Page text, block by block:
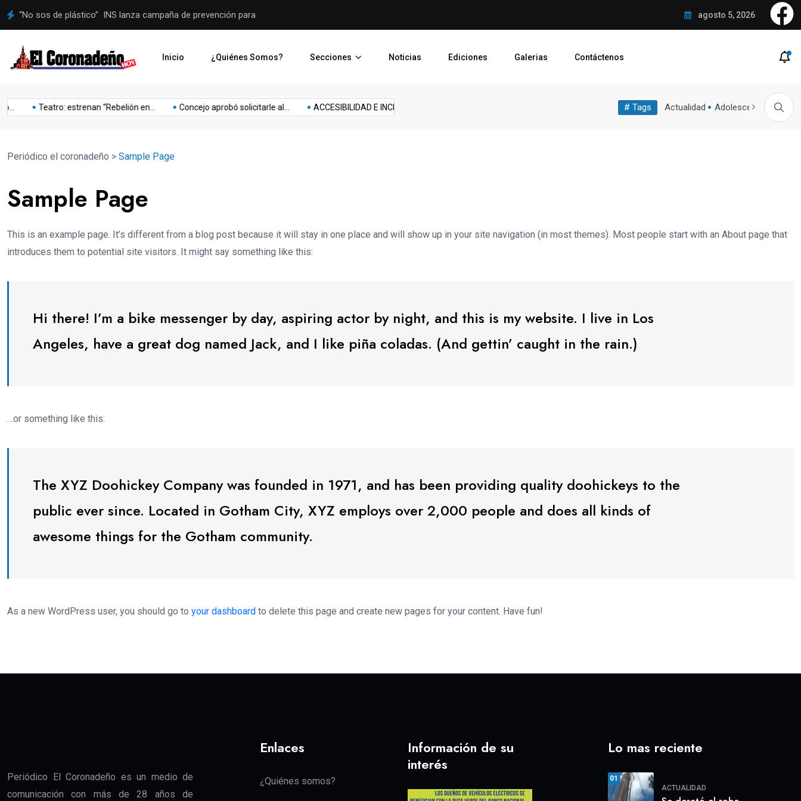
“No sos de plástico” INS lanza campaña de prevención para Administración municipal se hará cargo del proceso a Juegos Nacionalesagosto 5, 2026
Inicio ¿Quiénes Somos? Secciones Noticias Ediciones Galerias Contáctenos
Teatro: estrenan “Rebelión en... Concejo aprobó solicitarle al... ACCESIBILIDAD E INCLUSION: Coronado... El adolescente y su... Se desató el
# Tags
Lo
último
Mejoras Mejoria Musica Niños Obesidad Olimpiadas Política Psicología Salud Tragedia Actualidad Adolescente
Adulto
Mayor
Periódico el coronadeño > Sample Page
Sample Page
This is an example page. It’s different from a blog post because it will stay in one place and will show up in your site navigation (in most themes). Most people start with an About page that
introduces them to potential site visitors. It might say something like this:
Hi there! I’m a bike messenger by day, aspiring actor by night, and this is my website. I live in Los
Angeles, have a great dog named Jack, and I like piña coladas. (And gettin’ caught in the rain.)
…or something like this:
The XYZ Doohickey Company was founded in 1971, and has been providing quality doohickeys to the
public ever since. Located in Gotham City, XYZ employs over 2,000 people and does all kinds of
awesome things for the Gotham community.
As a new WordPress user, you should go to your dashboard to delete this page and create new pages for your content. Have fun!
Periódico El Coronadeño es un medio de
comunicación con más de 28 años de
Enlaces
¿Quiénes somos?
Información de su
interés
Lo mas reciente
01
ACTUALIDAD